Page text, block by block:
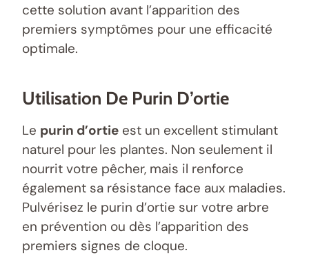
cette solution avant l’apparition des
premiers symptômes pour une efficacité
optimale.
Utilisation De Purin D’ortie
Le purin d’ortie est un excellent stimulant
naturel pour les plantes. Non seulement il
nourrit votre pêcher, mais il renforce
également sa résistance face aux maladies.
Pulvérisez le purin d’ortie sur votre arbre
en prévention ou dès l’apparition des
premiers signes de cloque.